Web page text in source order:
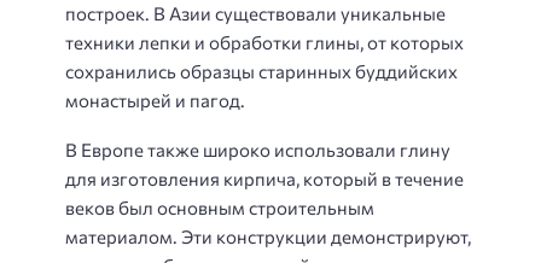
построек. В Азии существовали уникальные
техники лепки и обработки глины, от которых
сохранились образцы старинных буддийских
монастырей и пагод.
В Европе также широко использовали глину
для изготовления кирпича, который в течение
веков был основным строительным
материалом. Эти конструкции демонстрируют,